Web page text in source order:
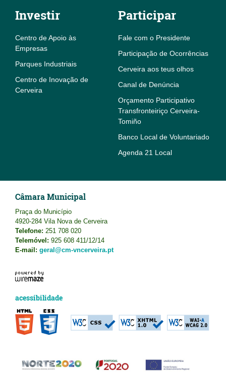
Investir
Centro de Apoio às
Empresas
Parques Industriais
Centro de Inovação de
Cerveira
Participar
Fale com o Presidente
Participação de Ocorrências
Cerveira aos teus olhos
Canal de Denúncia
Orçamento Participativo
Transfronteiriço Cerveira-
Tomiño
Banco Local de Voluntariado
Agenda 21 Local
Câmara Municipal
Praça do Município
4920-284 Vila Nova de Cerveira
Telefone: 251 708 020
Telemóvel: 925 608 411/12/14
E-mail: geral@cm-vncerveira.pt
acessibilidade